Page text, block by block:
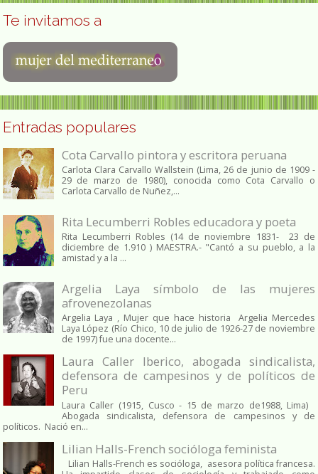
Te invitamos a
Entradas populares
Cota Carvallo pintora y escritora peruana
Carlota Clara Carvallo Wallstein (Lima, 26 de junio de 1909 -
29 de marzo de 1980), conocida como Cota Carvallo o
Carlota Carvallo de Nuñez,...
Rita Lecumberri Robles educadora y poeta
Rita Lecumberri Robles (14 de noviembre 1831- 23 de
diciembre de 1.910 ) MAESTRA.- "Cantó a su pueblo, a la
amistad y a la ...
Argelia Laya símbolo de las mujeres
afrovenezolanas
Argelia Laya , Mujer que hace historia Argelia Mercedes
Laya López (Río Chico, 10 de julio de 1926-27 de noviembre
de 1997) fue una docente...
Laura Caller Iberico, abogada sindicalista,
defensora de campesinos y de políticos de
Peru
Laura Caller (1915, Cusco - 15 de marzo de1988, Lima)
Abogada sindicalista, defensora de campesinos y de
políticos. Nació en...
Lilian Halls-French socióloga feminista
Lilian Halls-French es socióloga, asesora política francesa.